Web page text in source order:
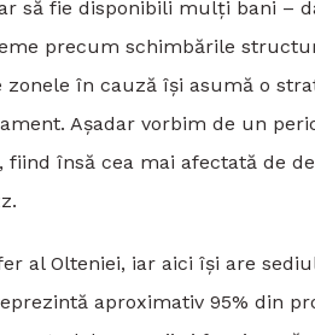
să fie disponibili mulți bani –
precum schimbările
în cauză își asumă o
Așadar vorbim de un
însă cea mai afectată de
al Olteniei, iar aici își are
aproximativ 95% din